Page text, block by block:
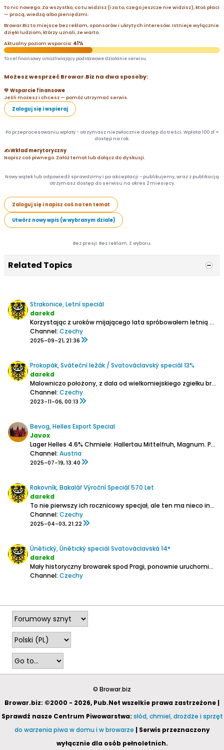
To nic nowego. Za wszystko, co tu widzisz (i za to, czego jeszcze nie widzisz), ktoś płaci
— pracą, wiedzą albo pieniędzmi.
Browar.Biz to miejsce bez reklam, sponsorów i ukrytych interesów. Istnieje wyłącznie
dzięki ludziom, którzy uznali, że warto.
Aktualny poziom wsparcia: 41%
To cel finansowy umożliwiający podstawowe działanie serwisu.
Możesz wesprzeć Browar.Biz na dwa sposoby:
💛 Wsparcie finansowe
Jeśli możesz i chcesz — pomóż utrzymać serwis.
Zaloguj się i wspieraj
Po przeprocesowaniu wpłaty - otrzymasz niezwłocznie dostęp do treści. Wpłata 100 zł =
dostęp na rok.
✍️ Wkład merytoryczny
Napisz coś piwnego. Załóż temat lub dołącz do dyskusji.
Nowy wątek lub odpowiedź sprawdzimy i po akceptacji - publikujemy, wraz z publikacją
otrzymasz dostęp do serwisu na okres 2 miesięcy.
Zaloguj się i napisz coś na ten temat
Utwórz nowy wpis (w wybranym dziale)
Bez presji. Bez reklam. Z wyboru.
Related Topics
Strakonice, Letní speciál
darekd
Korzystając z uroków mijającego lata spróbowałem letnią nowość z browaru w południowoczeskich Strakoniach.
Channel: Czechy
2025-09-21, 21:36
Prokopák, Sváteční ležák / Svatováclavský speciál 13%
darekd
Malowniczo położony, z dala od wielkomiejskiego zgiełku browar restauracyjny browar w Pradze.
Channel: Czechy
2023-11-06, 00:13
Bevog, Helles Export Special
Javox
Lager Helles 4.6% Chmiele: Hallertau Mittelfruh, Magnum. Piana - sporo, raczej puchatej.
Channel: Austria
2025-07-19, 13:40
Rakovník, Bakalář Výroční Speciál 570 Let
darekd
To nie pierwszy ich rocznicowy specjał, ale ten ma nieco inną zawartość alk.-5,7% (półciemne)
Channel: Czechy
2025-04-03, 21:22
Únětický, Únětický speciál Svatováclavská 14°
darekd
Mały historyczny browarek spod Pragi, ponownie uruchomiony w 2011 r.
Channel: Czechy
© Browar.biz
Browar.biz: ©2000 - 2026, Pub.Net wszelkie prawa zastrzeżone |
Sprawdź nasze Centrum Piwowarstwa: słód, chmiel, drożdże i sprzęt
do warzenia piwa w domu i w browarze | Serwis przeznaczony
wyłącznie dla osób pełnoletnich.